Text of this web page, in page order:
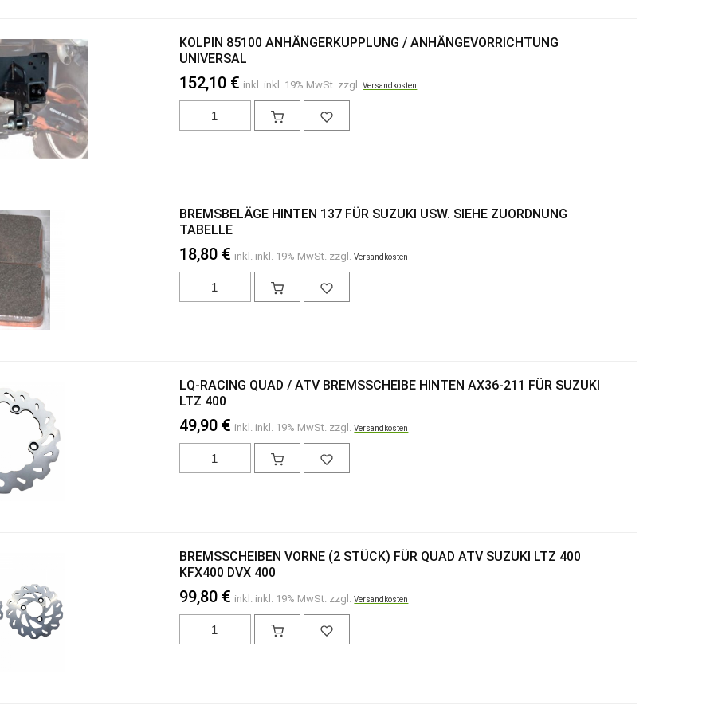
KOLPIN 85100 ANHÄNGERKUPPLUNG / ANHÄNGEVORRICHTUNG
UNIVERSAL
152,10 € inkl. inkl. 19% MwSt. zzgl.Versandkosten
BREMSBELÄGE HINTEN 137 FÜR SUZUKI USW. SIEHE ZUORDNUNG
TABELLE
18,80 € inkl. inkl. 19% MwSt. zzgl.Versandkosten
LQ-RACING QUAD / ATV BREMSSCHEIBE HINTEN AX36-211 FÜR SUZUKI
LTZ 400
49,90 € inkl. inkl. 19% MwSt. zzgl.Versandkosten
BREMSSCHEIBEN VORNE (2 STÜCK) FÜR QUAD ATV SUZUKI LTZ 400
KFX400 DVX 400
99,80 € inkl. inkl. 19% MwSt. zzgl.Versandkosten